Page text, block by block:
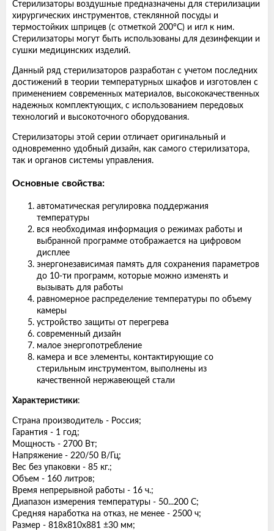
Стерилизаторы воздушные предназначены для стерилизации
хирургических инструментов, стеклянной посуды и
термостойких шприцев (с отметкой 200°С) и игл к ним.
Стерилизаторы могут быть использованы для дезинфекции и
сушки медицинских изделий.
Данный ряд стерилизаторов разработан с учетом последних
достижений в теории температурных шкафов и изготовлен с
применением современных материалов, высококачественных
надежных комплектующих, с использованием передовых
технологий и высокоточного оборудования.
Стерилизаторы этой серии отличает оригинальный и
одновременно удобный дизайн, как самого стерилизатора,
так и органов системы управления.
Основные свойства:
автоматическая регулировка поддержания
температуры
вся необходимая информация о режимах работы и
выбранной программе отображается на цифровом
дисплее
энергонезависимая память для сохранения параметров
до 10-ти программ, которые можно изменять и
вызывать для работы
равномерное распределение температуры по объему
камеры
устройство защиты от перегрева
современный дизайн
малое энергопотребление
камера и все элементы, контактирующие со
стерильным инструментом, выполнены из
качественной нержавеющей стали
Характеристики:
Страна производитель - Россия;
Гарантия - 1 год;
Мощность - 2700 Вт;
Напряжение - 220/50 В/Гц;
Вес без упаковки - 85 кг.;
Объем - 160 литров;
Время непрерывной работы - 16 ч.;
Диапазон измерения температуры - 50...200 С;
Средняя наработка на отказ, не менее - 2500 ч;
Размер - 818х810х881 ±30 мм;